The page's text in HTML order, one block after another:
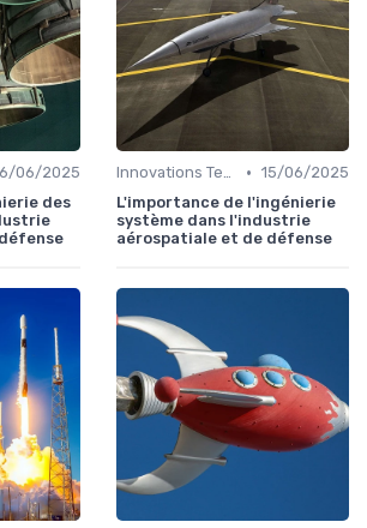
06/2025
des
Innovations Technologiques • 15/06/2025
L'importance de l'ingénierie
système dans l'industrie
aérospatiale et de défense